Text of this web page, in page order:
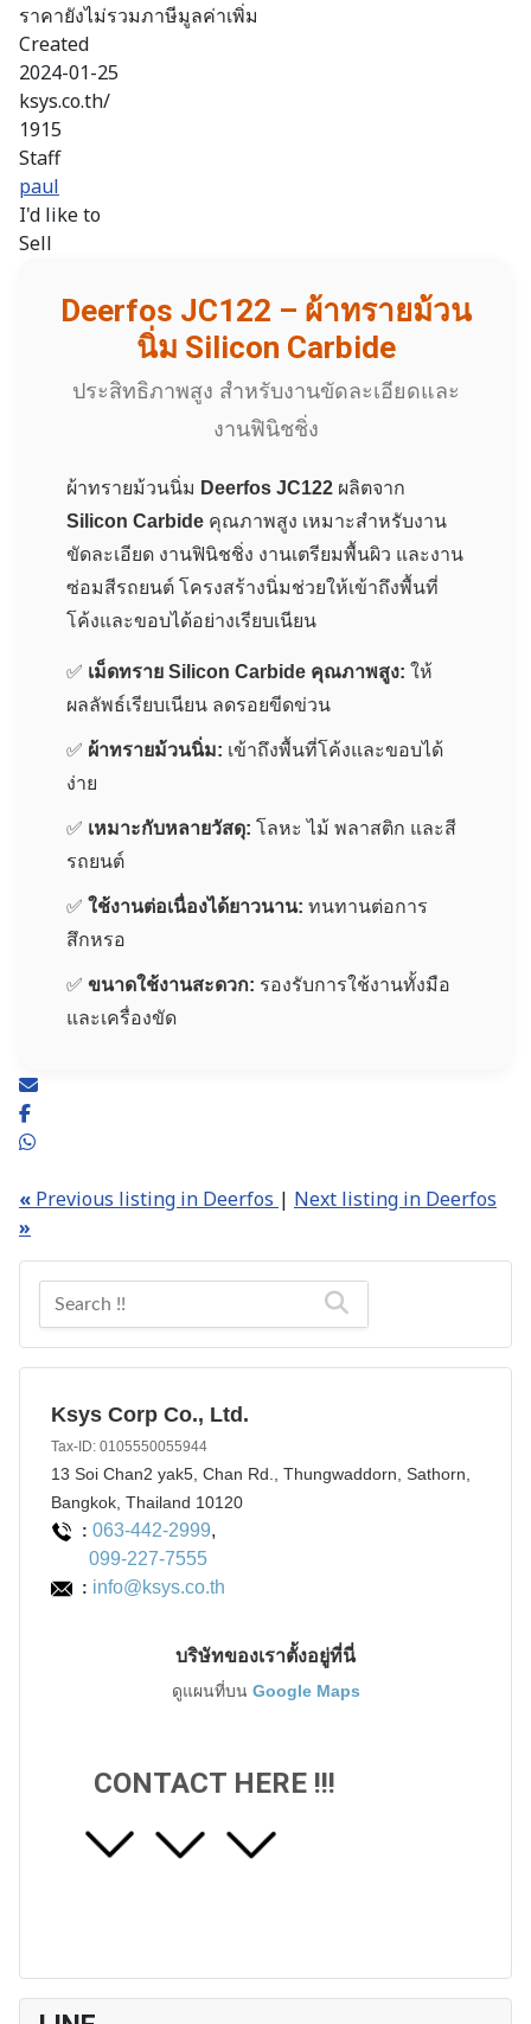
ราคายังไม่รวมภาษีมูลค่าเพิ่ม
Created
2024-01-25
ksys.co.th/
1915
Staff
paul
I'd like to
Sell
Deerfos JC122 – ผ้าทรายม้วน
นิ่ม Silicon Carbide
ประสิทธิภาพสูง สำหรับงานขัดละเอียดและ
งานฟินิชชิ่ง
ผ้าทรายม้วนนิ่ม Deerfos JC122 ผลิตจาก
Silicon Carbide คุณภาพสูง เหมาะสำหรับงาน
ขัดละเอียด งานฟินิชชิ่ง งานเตรียมพื้นผิว และงาน
ซ่อมสีรถยนต์ โครงสร้างนิ่มช่วยให้เข้าถึงพื้นที่
โค้งและขอบได้อย่างเรียบเนียน
✅ เม็ดทราย Silicon Carbide คุณภาพสูง: ให้
ผลลัพธ์เรียบเนียน ลดรอยขีดข่วน
✅ ผ้าทรายม้วนนิ่ม: เข้าถึงพื้นที่โค้งและขอบได้
ง่าย
✅ เหมาะกับหลายวัสดุ: โลหะ ไม้ พลาสติก และสี
รถยนต์
✅ ใช้งานต่อเนื่องได้ยาวนาน: ทนทานต่อการ
สึกหรอ
✅ ขนาดใช้งานสะดวก: รองรับการใช้งานทั้งมือ
และเครื่องขัด
« Previous listing in Deerfos | Next listing in Deerfos
»
Ksys Corp Co., Ltd.
Tax-ID: 0105550055944
13 Soi Chan2 yak5, Chan Rd., Thungwaddorn, Sathorn,
Bangkok, Thailand 10120
: 063-442-2999,
099-227-7555
: info@ksys.co.th
บริษัทของเราตั้งอยู่ที่นี่
ดูแผนที่บน Google Maps
CONTACT HERE !!!